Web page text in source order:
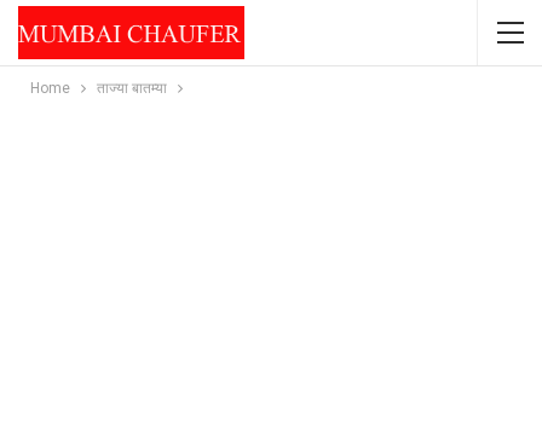
Home ताज्या बातम्या